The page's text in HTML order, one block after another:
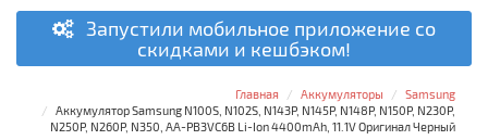
Запустили мобильное приложение со
скидками и кешбэком!
Главная Аккумуляторы
Samsung
Аккумулятор Samsung N100S, N102S, N143P, N145P, N148P, N150P, N230P,
N250P, N260P, N350, AA-PB3VC6B Li-Ion 4400mAh, 11.1V Оригинал Черный